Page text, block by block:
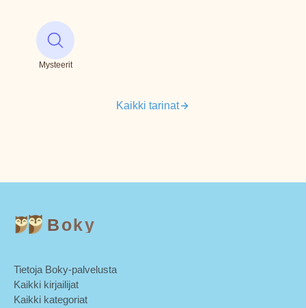
Mysteerit
Kaikki tarinat
Boky
Tietoja Boky-palvelusta
Kaikki kirjailijat
Kaikki kategoriat